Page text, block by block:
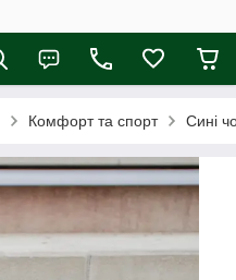
Комфорт та спорт Сині